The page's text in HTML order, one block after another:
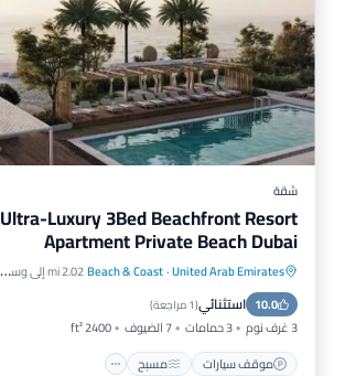
شقة
Ultra-Luxury 3Bed Beachfront Resort
Apartment Private Beach Dubai
Sharjah Border
United Arab Emirates
·
Beach & Coast2.02 mi إلى وسط المدينة
10.0 استثنائي(1 مراجعة )
3 غرف نوم 3 حمامات 7 الضيوف
2400 ft²
موقف سيارات
مسبح
موقف سيارات مسبح
سبا
إطلالة على المحيط